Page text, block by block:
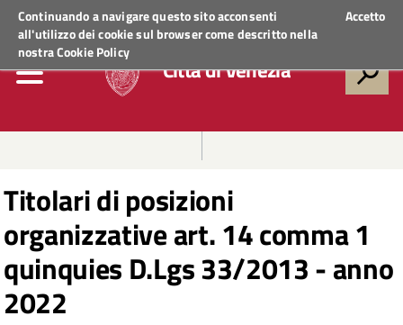
Continuando a navigare questo sito acconsenti
all'utilizzo dei cookie sul browser come descritto nella
nostraCookie Policy
Accetto
Regione VenetoACCEDI AI SERVIZI
Città di Venezia
Titolari di posizioni
organizzative art. 14 comma 1
quinquies D.Lgs 33/2013 - anno
2022